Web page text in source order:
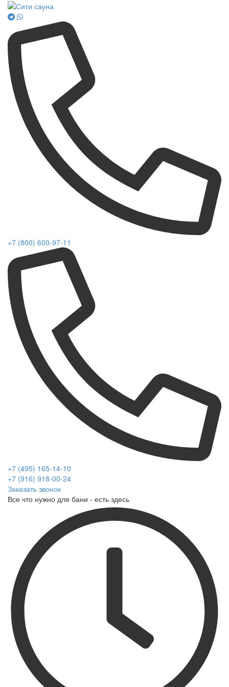
+7 (800) 600-97-11
+7 (495) 165-14-10
+7 (916) 918-00-24
Заказать звонок
Все что нужно для бани - есть здесь